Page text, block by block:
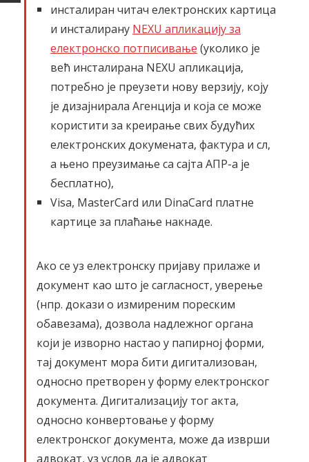
инсталиран читач електронских картица
и инсталирану NEXU апликацију за
електронско потписивање (уколико је
већ инсталирана NEXU апликација,
потребно је преузети нову верзију, коју
је дизајнирала Агенција и која се може
користити за креирање свих будућих
електронских докумената, фактура и сл,
а њено преузимање са сајта АПР-а је
бесплатно),
Visa, MasterCard или DinaCard платне
картице за плаћање накнаде.
Ако се уз електронску пријаву прилаже и
документ као што је сагласност, уверење
(нпр. докази о измиреним пореским
обавезама), дозвола надлежног органа
који је изворно настао у папирној форми,
тај документ мора бити дигитализован,
односно претворен у форму електронског
документа. Дигитализацију тог акта,
односно конвертовање у форму
електронског документа, може да изврши
адвокат, уз услов да је адвокат